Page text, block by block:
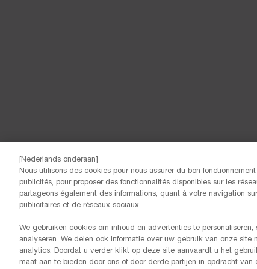
[Nederlands onderaan]
Nous utilisons des cookies pour nous assurer du bon
publicités, pour proposer des fonctionnalités disponibles sur les
partageons également des informations, quant à votre navigation
publicitaires et de réseaux sociaux.
We gebruiken cookies om inhoud en advertenties te
analyseren. We delen ook informatie over uw gebruik van onze site
analytics. Doordat u verder klikt op deze site aanvaardt u het
maat aan te bieden door ons of door derde partijen in opdracht van